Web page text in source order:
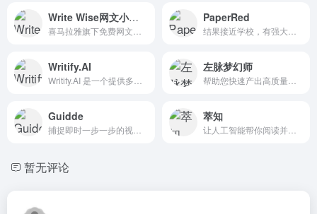
Write Wise网文小说写作 PaperRed
Writify.AI 左脉梦幻师
Guidde 萃知
暂无评论